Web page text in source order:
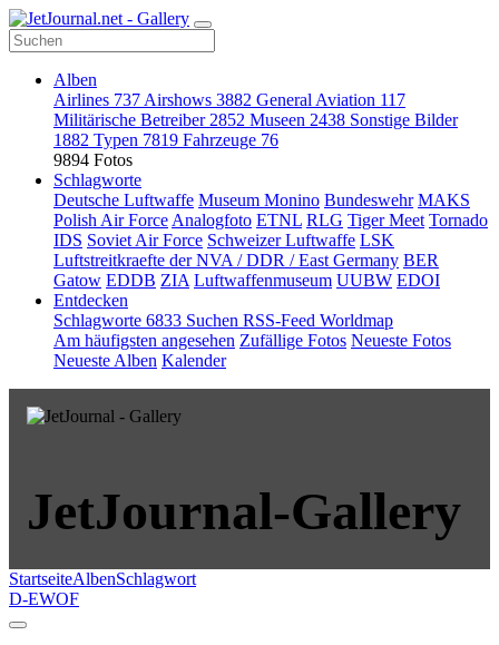
Alben
Airlines 737 Airshows 3882 General Aviation 117
Militärische Betreiber 2852 Museen 2438 Sonstige Bilder
1882 Typen 7819 Fahrzeuge 76
9894 Fotos
Schlagworte
Deutsche Luftwaffe Museum Monino Bundeswehr MAKS
Polish Air Force Analogfoto ETNL RLG Tiger Meet Tornado
IDS Soviet Air Force Schweizer Luftwaffe LSK
Luftstreitkraefte der NVA / DDR / East Germany BER
Gatow EDDB ZIA Luftwaffenmuseum UUBW EDOI
Entdecken
Schlagworte 6833 Suchen RSS-Feed Worldmap
Am häufigsten angesehen Zufällige Fotos Neueste Fotos
Neueste Alben Kalender
JetJournal-Gallery
StartseiteAlbenSchlagwort
D-EWOF